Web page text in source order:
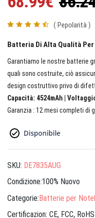
( Pepolarità )
Batteria Di Alta Qualità Per
Garantiamo le nostre batterie
quali sono costruite, ciò
design costruttivo privo di
Capacità: 4524mAh |
Garanzia : 12 mesi completi di
SKU: DE7835AUG
Condizione:100% Nuovo
Categorie:Batterie per
Certificazion: CE, FCC, RoHS